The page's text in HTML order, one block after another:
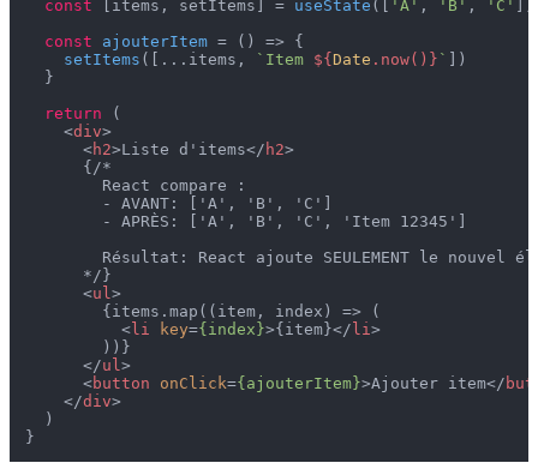
const [items, setItems] = useState ([ 'A' , 'B' , 'C' ])
const
ajouterItem = ( ) => {
setItems ([...items, `Item ${Date .now()} ` ])
  }
return (
<div>
<h2>Liste d'items</ h2>
      {/*
        React compare :
        - AVANT: ['A', 'B', 'C']
        - APRÈS: ['A', 'B', 'C', 'Item 12345']
Résultat: React ajoute SEULEMENT le nouvel
      */}
<ul >
        {items.map((item, index) => (
<li key={index}>{item}</li >
        ))}
</ul >
<button onClick={ajouterItem}>Ajouter item</
</div>
  )